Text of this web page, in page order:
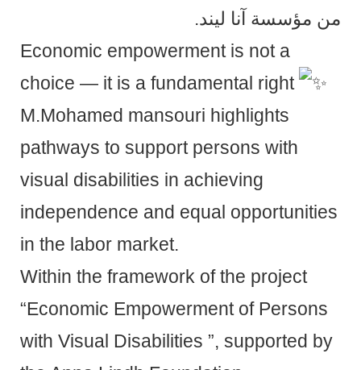
من مؤسسة آنا ليند.
Economic empowerment is not a
choice — it is a fundamental right
M.Mohamed mansouri highlights
pathways to support persons with
visual disabilities in achieving
independence and equal opportunities
in the labor market.
Within the framework of the project
“Economic Empowerment of Persons
with Visual Disabilities ”, supported by